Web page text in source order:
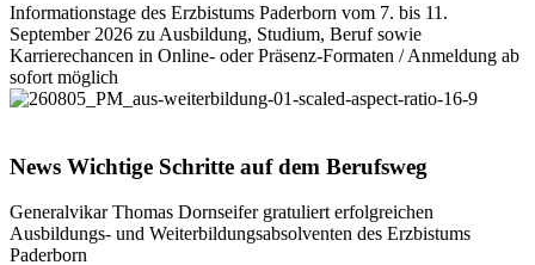
Informationstage des Erzbistums Paderborn vom 7. bis 11.
September 2026 zu Ausbildung, Studium, Beruf sowie
Karrierechancen in Online- oder Präsenz-Formaten / Anmeldung ab
sofort möglich
News Wichtige Schritte aufdem Berufsweg
Generalvikar Thomas Dornseifer gratuliert erfolgreichen
Ausbildungs- und Weiterbildungsabsolventen des Erzbistums
Paderborn